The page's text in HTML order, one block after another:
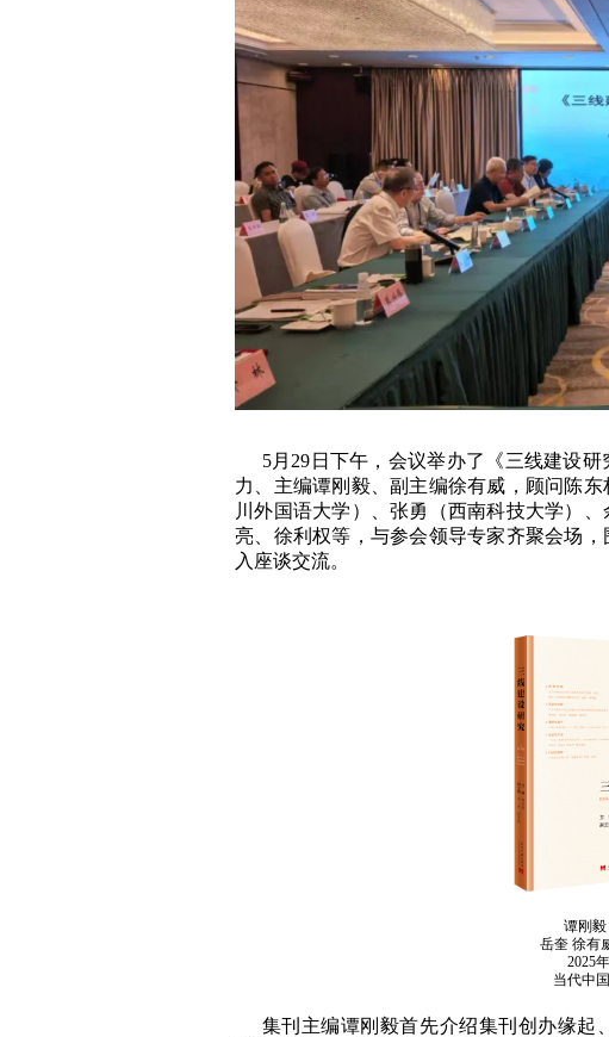
5月29日下午，会议举办了《三线建设
力、主编谭刚毅、副主编徐有威，顾问陈
川外国语大学）、张勇（西南科技大学）
亮、徐利权等，与参会领导专家齐聚会场
入座谈交流。
谭刚
岳奎 徐有
2025
当代中
集刊主编谭刚毅首先介绍集刊创办缘起